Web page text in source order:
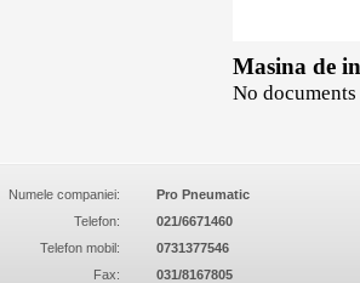
Masina de
No
Numele companiei:
Pro Pneumatic
Telefon:
021/6671460
Telefon mobil:
0731377546
Fax:
031/8167805